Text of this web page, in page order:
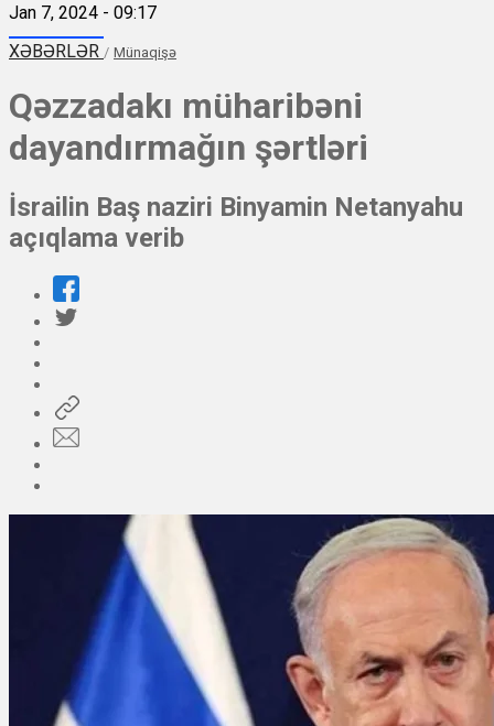
Jan 7, 2024 - 09:17
XƏBƏRLƏR / Münaqişə
Qəzzadakı müharibəni
dayandırmağın şərtləri
İsrailin Baş naziri Binyamin Netanyahu
açıqlama verib